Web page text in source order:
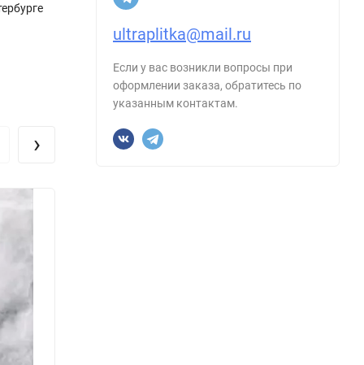
›
ultraplitka@mail.ru
Если у вас возникли вопросы при
оформлении заказа, обратитесь по
указанным контактам.